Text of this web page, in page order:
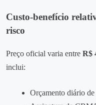
Custo‑benefício
risco
Preço oficial varia entre R$
inclui:
Orçamento diário